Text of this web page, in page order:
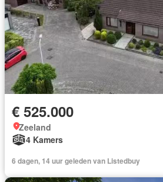
€ 525.000
Zeeland
4 Kamers
6 dagen, 14 uur geleden van Listedbuy